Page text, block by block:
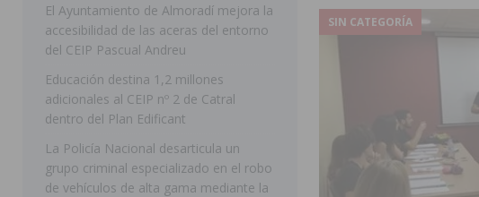
[ 08/08/2026 ] Benferri da comienzo a sus fiestas con una noche de
[ 07/08/2026 ]
Los Montesinos refuerza su apoyo a la cultura local
SIN CATEGORÍA
El Ayuntamiento de Almoradí mejora la
accesibilidad de las aceras del entorno
del CEIP Pascual Andreu
Educación destina 1,2 millones
adicionales al CEIP nº 2 de Catral
dentro del Plan Edificant
La Policía Nacional desarticula un
grupo criminal especializado en el robo
de vehículos de alta gama mediante la